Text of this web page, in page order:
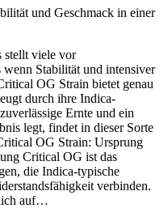
und Geschmack in einer
stellt viele vor
wenn Stabilität und intensiver
OG Strain bietet genau
durch ihre Indica-
Ernte und ein
legt, findet in dieser Sorte
OG Strain: Ursprung
Critical OG ist das
die Indica-typische
verbinden.
auf…